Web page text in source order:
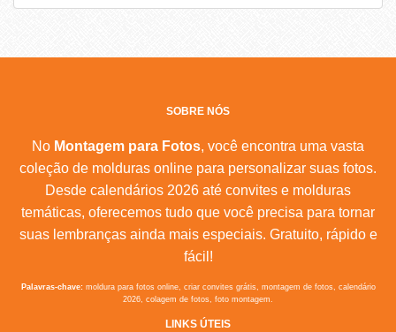
SOBRE NÓS
No Montagem para Fotos, você encontra uma vasta
coleção de molduras online para personalizar suas fotos.
Desde calendários 2026 até convites e molduras
temáticas, oferecemos tudo que você precisa para tornar
suas lembranças ainda mais especiais. Gratuito, rápido e
fácil!
Palavras-chave:moldura para fotos online, criar convites grátis, montagem de fotos, calendário
2026, colagem de fotos, foto montagem.
LINKS ÚTEIS